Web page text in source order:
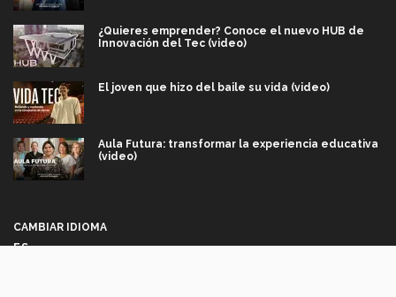
¿Quieres emprender? Conoce el nuevo HUB de
Innovación del Tec (video)
El joven que hizo del baile su vida (video)
Aula Futura: transformar la experiencia educativa
(video)
CAMBIAR IDIOMA
ES